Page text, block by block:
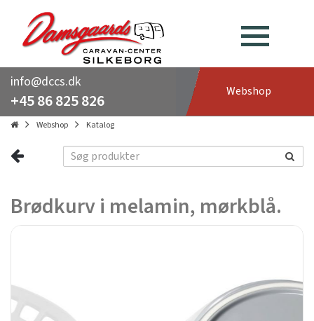
info@dccs.dk
+45 86 825 826 Webshop
Webshop Katalog
Brødkurv i melamin, mørkblå.